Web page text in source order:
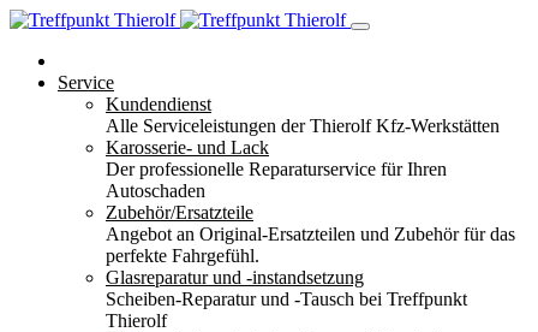
Service
Kundendienst
Alle Serviceleistungen der Thierolf Kfz-Werkstätten
Karosserie- und Lack
Der professionelle Reparaturservice für Ihren
Autoschaden
Zubehör/Ersatzteile
Angebot an Original-Ersatzteilen und Zubehör für das
perfekte Fahrgefühl.
Glasreparatur und -instandsetzung
Scheiben-Reparatur und -Tausch bei Treffpunkt
Thierolf